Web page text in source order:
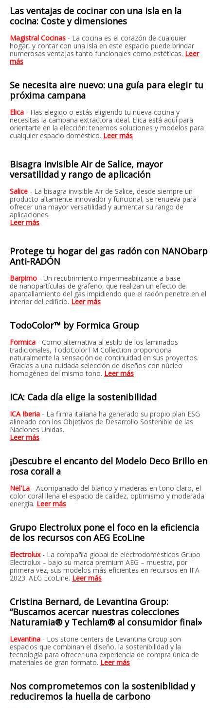
Las ventajas de cocinar con una isla en la
cocina: Coste y dimensiones
Magistral Cocinas - La cocina es el corazón de cualquier
hogar, y contar con una isla en este espacio puede brindar
numerosas ventajas tanto funcionales como estéticas. Leer
más
Se necesita aire nuevo: una guía para elegir tu
próxima campana
Elica - Has elegido o estás eligiendo tu nueva cocina y
necesitas la campana extractora ideal. Elica está aquí para
orientarte en la elección: tenemos soluciones y modelos para
cualquier espacio doméstico. Leer más
Bisagra invisible Air de Salice, mayor
versatilidad y rango de aplicación
Salice - La bisagra invisible Air de Salice, desde siempre un
producto altamente innovador y funcional, se renueva para
ofrecer una mayor versatilidad y aumentar su rango de
aplicaciones.
Leer más
Protege tu hogar del gas radón con NANObarp
Anti-RADÓN
Barpimo - Un recubrimiento impermeabilizante a base
de nanopartículas de grafeno, que realizan un efecto de
apantallamiento del gas impidiendo que el radón penetre en el
interior del edificio. Leer más
TodoColor™ by Formica Group
Formica - Como alternativa al estilo de los laminados
tradicionales, TodoColorTM Collection proporciona
naturalmente la sensación de continuidad en sus proyectos.
Gracias a una cuidada selección de diseños con núcleo
homogéneo del mismo tono. Leer más
ICA: Cada día elige la sostenibilidad
ICA Iberia - La firma italiana ha generado su propio plan ESG
alineado con los Objetivos de Desarrollo Sostenible de las
Naciones Unidas.
Leer más
¡Descubre el encanto del Modelo Deco Brillo en
rosa coral! a
Nel'La - Acompañado del blanco y maderas en tono claro, el
color coral llena el espacio de calidez, optimismo y moderada
energía. Leer más
Grupo Electrolux pone el foco en la eficiencia
de los recursos con AEG EcoLine
Electrolux - La compañía global de electrodomésticos Grupo
Electrolux – bajo su marca premium AEG – muestra, por
primera vez, sus modelos más eficientes en recursos en IFA
2023: AEG EcoLine. Leer más
Cristina Bernard, de Levantina Group:
“Buscamos acercar nuestras colecciones
Naturamia® y Techlam® al consumidor final»
Levantina - Los stone centers de Levantina Group son
espacios que combinan el diseño, la sostenibilidad y la
tecnología para ofrecer una experiencia de compra única de
materiales de gran formato. Leer más
Nos comprometemos con la sosteniblidad y
reduciremos la huella de carbono